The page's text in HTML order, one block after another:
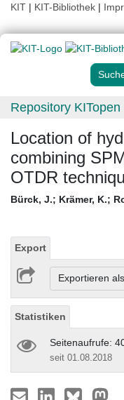
KIT | KIT-Bibliothek |
Repository KITopen
Location of
combining
OTDR
Bürck, J.; Krämer, K.;
Export
Exportieren
Statistiken
Seitenaufrufe:
seit 01.08.2018